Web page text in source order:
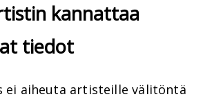
kannattaa
tiedot
ei aiheuta artisteille välitöntä